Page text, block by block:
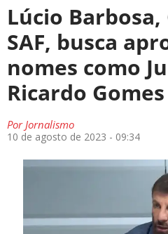
Lúcio Barbosa,
SAF, busca
nomes como
Ricardo
PorJornalismo
10 de agosto de 2023 - 09:34